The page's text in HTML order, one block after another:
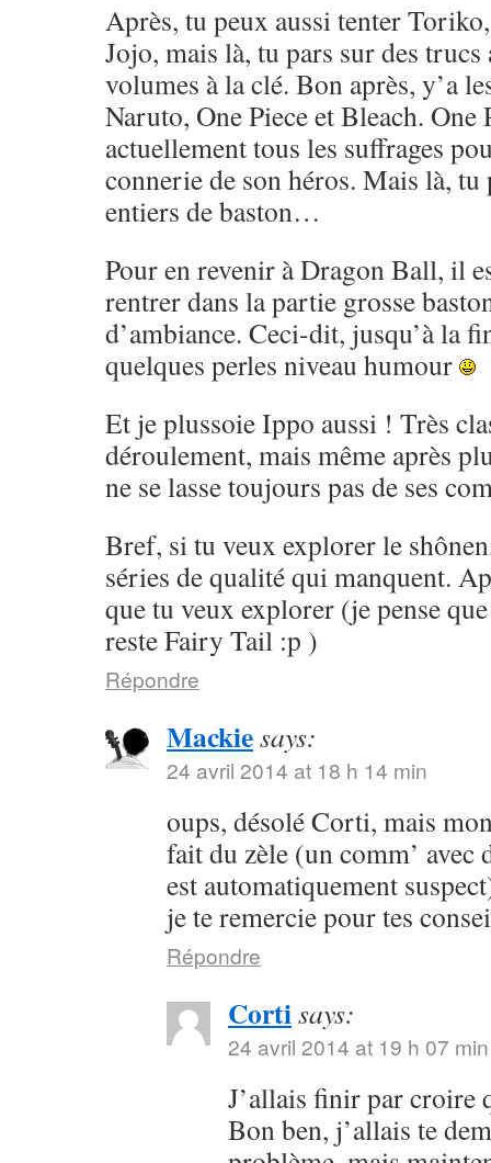
Après, tu peux aussi tenter
Jojo, mais là, tu pars sur des trucs
volumes à la clé. Bon après, y’a
Naruto, One Piece et Bleach. One
actuellement tous les suffrages
connerie de son héros. Mais là,
entiers de baston…
Pour en revenir à Dragon Ball, il
rentrer dans la partie grosse
d’ambiance. Ceci-dit, jusqu’à la
quelques perles niveau humour
Et je plussoie Ippo aussi ! Très
déroulement, mais même après
ne se lasse toujours pas de ses
Bref, si tu veux explorer le
séries de qualité qui manquent.
que tu veux explorer (je pense
reste Fairy Tail :p )
Répondre
Mackiesays:
24 avril 2014 at 18 h 14 min
oups, désolé Corti, mais
fait du zèle (un comm’ avec
est automatiquement
je te remercie pour tes
Répondre
Cortisays:
24 avril 2014 at 19 h 07 min
J’allais finir par croire
Bon ben, j’allais te